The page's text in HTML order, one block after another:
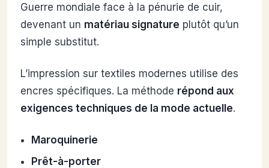
Guerre mondiale face à la pénurie de cuir,
devenant un matériau signature plutôt qu’un
simple substitut.
L’impression sur textiles modernes utilise des
encres spécifiques. La méthode répond aux
exigences techniques de la mode actuelle.
Maroquinerie
Prêt-à-porter